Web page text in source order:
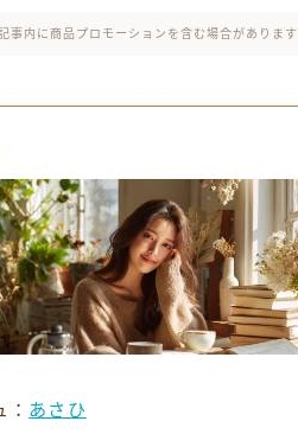
事内に商品プロモーションを含む場合があります
あさひ